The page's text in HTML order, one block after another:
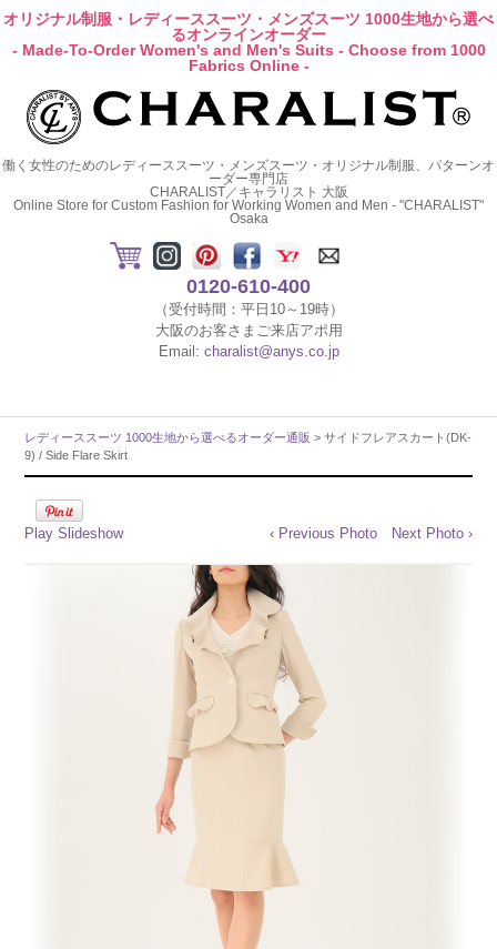
オリジナル制服・レディーススーツ・メンズスーツ 1000生地から選べ
るオンラインオーダー
- Made-To-Order Women's and Men's Suits - Choose from 1000
Fabrics Online -
働く女性のためのレディーススーツ・メンズスーツ・オリジナル制服、パターンオ
ーダー専門店
CHARALIST／キャラリスト 大阪
Online Store for Custom Fashion for Working Women and Men - "CHARALIST"
Osaka
0120-610-400
（受付時間：平日10～19時）
大阪のお客さまご来店アポ用
Email: charalist@anys.co.jp
レディーススーツ 1000生地から選べるオーダー通販 > サイドフレアスカート(DK-
9) / Side Flare Skirt
Play Slideshow ‹ Previous Photo Next Photo ›